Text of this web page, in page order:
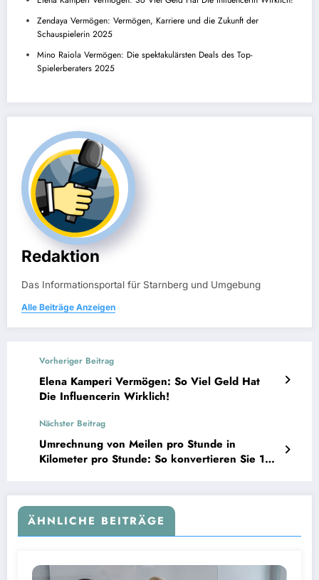
Zendaya Vermögen: Vermögen, Karriere und die Zukunft der
Schauspielerin 2025
Mino Raiola Vermögen: Die spektakulärsten Deals des Top-
Spielerberaters 2025
Redaktion
Das Informationsportal für Starnberg und Umgebung
Alle Beiträge Anzeigen
Vorheriger Beitrag
Elena Kamperi Vermögen: So Viel Geld Hat
Die Influencerin Wirklich!
Nächster Beitrag
Umrechnung von Meilen pro Stunde in
Kilometer pro Stunde: So konvertieren Sie 140
ÄHNLICHE BEITRÄGE